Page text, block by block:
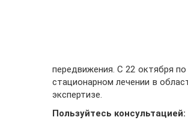
передвижения. С 22 октября по
стационарном лечении в
экспертизе.
Пользуйтесь консультацией: